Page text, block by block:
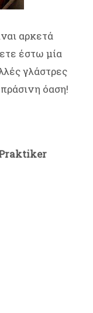
αρκετά
έστω μία
γλάστρες
όαση!
Praktiker